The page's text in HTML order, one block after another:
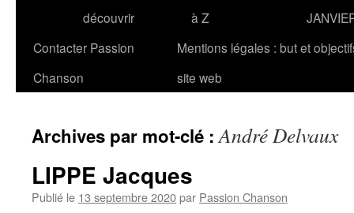
découvrir
à Z
Contacter Passion
Chanson
Mentions légales : but et
site web
Archives par mot-clé :André Delvaux
LIPPE Jacques
Publié le 13 septembre 2020par Passion Chanson